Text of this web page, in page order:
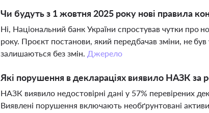
Чи будуть з 1 жовтня 2025 року нові правила
Ні, Національний банк України спростував чутки про
року. Проєкт постанови, який передбачав зміни, не
залишаються без змін. Джерело
Які порушення в деклараціях виявило НАЗК за
НАЗК виявило недостовірні дані у 57% перевірених
Виявлені порушення включають необґрунтовані